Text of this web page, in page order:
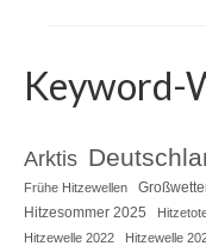
Keyword-
Arktis
Frühe Hitzewellen
Hitzesommer 2025
Hitzewelle 2022
Hitzewelle